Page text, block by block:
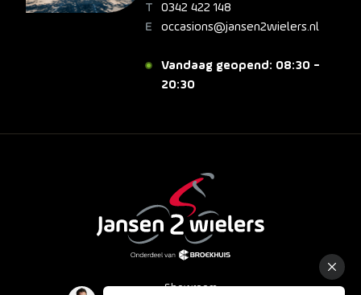
0342 422 148
occasions@jansen2wielers.nl
Vandaag geopend: 08:30 -
20:30
Showroom